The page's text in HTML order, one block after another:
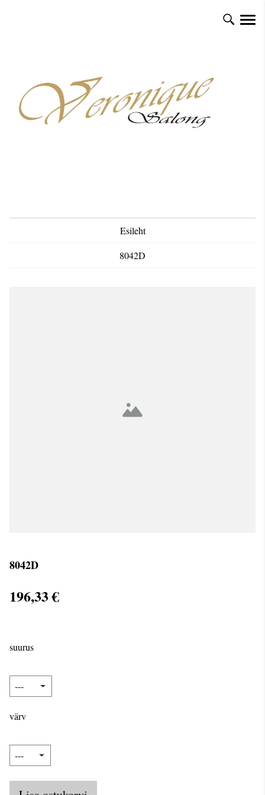
Esileht
8042D
8042D
196,33 €
suurus
värv